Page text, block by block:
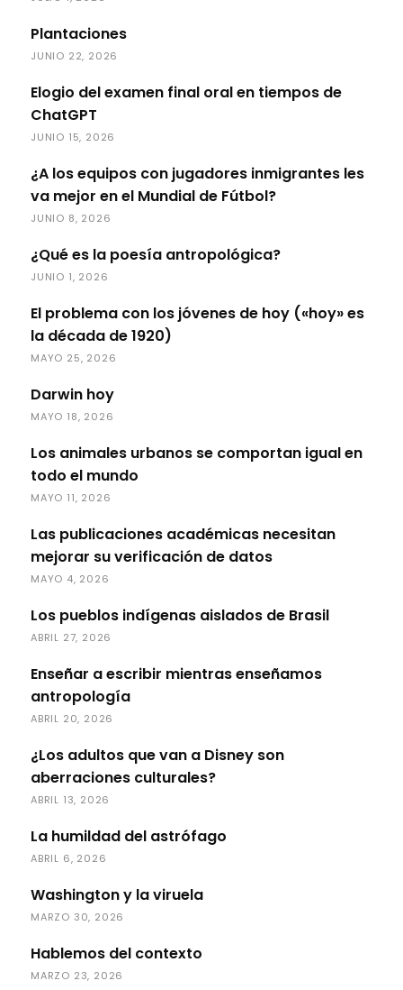
Plantaciones
JUNIO 22, 2026
Elogio del examen final oral en tiempos de
ChatGPT
JUNIO 15, 2026
¿A los equipos con jugadores inmigrantes les
va mejor en el Mundial de Fútbol?
JUNIO 8, 2026
¿Qué es la poesía antropológica?
JUNIO 1, 2026
El problema con los jóvenes de hoy («hoy» es
la década de 1920)
MAYO 25, 2026
Darwin hoy
MAYO 18, 2026
Los animales urbanos se comportan igual en
todo el mundo
MAYO 11, 2026
Las publicaciones académicas necesitan
mejorar su verificación de datos
MAYO 4, 2026
Los pueblos indígenas aislados de Brasil
ABRIL 27, 2026
Enseñar a escribir mientras enseñamos
antropología
ABRIL 20, 2026
¿Los adultos que van a Disney son
aberraciones culturales?
ABRIL 13, 2026
La humildad del astrófago
ABRIL 6, 2026
Washington y la viruela
MARZO 30, 2026
Hablemos del contexto
MARZO 23, 2026